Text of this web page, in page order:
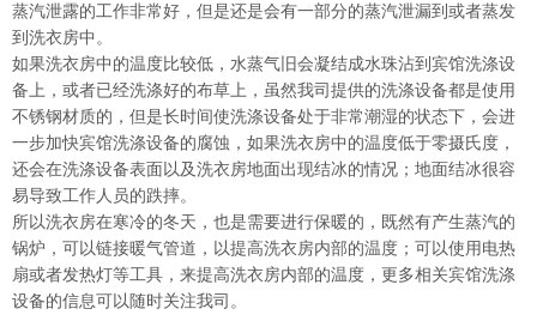
蒸汽泄露的工作非常好，但是还是会有一部分的蒸汽泄漏到或者蒸发
到洗衣房中。
如果洗衣房中的温度比较低，水蒸气旧会凝结成水珠沾到宾馆洗涤设
备上，或者已经洗涤好的布草上，虽然我司提供的洗涤设备都是使用
不锈钢材质的，但是长时间使洗涤设备处于非常潮湿的状态下，会进
一步加快宾馆洗涤设备的腐蚀，如果洗衣房中的温度低于零摄氏度，
还会在洗涤设备表面以及洗衣房地面出现结冰的情况；地面结冰很容
易导致工作人员的跌摔。
所以洗衣房在寒冷的冬天，也是需要进行保暖的，既然有产生蒸汽的
锅炉，可以链接暖气管道，以提高洗衣房内部的温度；可以使用电热
扇或者发热灯等工具，来提高洗衣房内部的温度，更多相关宾馆洗涤
设备的信息可以随时关注我司。